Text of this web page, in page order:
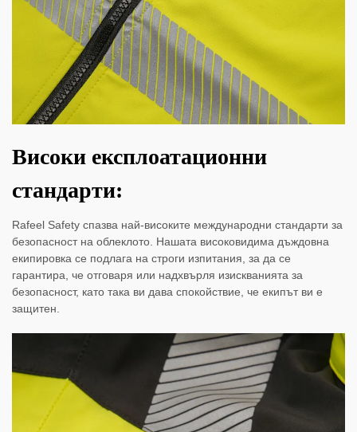
Високи експлоатационни
стандарти:
Rafeel Safety спазва най-високите международни стандарти за
безопасност на облеклото. Нашата високовидима дъждовна
екипировка се подлага на строги изпитания, за да се
гарантира, че отговаря или надхвърля изискванията за
безопасност, като така ви дава спокойствие, че екипът ви е
защитен.